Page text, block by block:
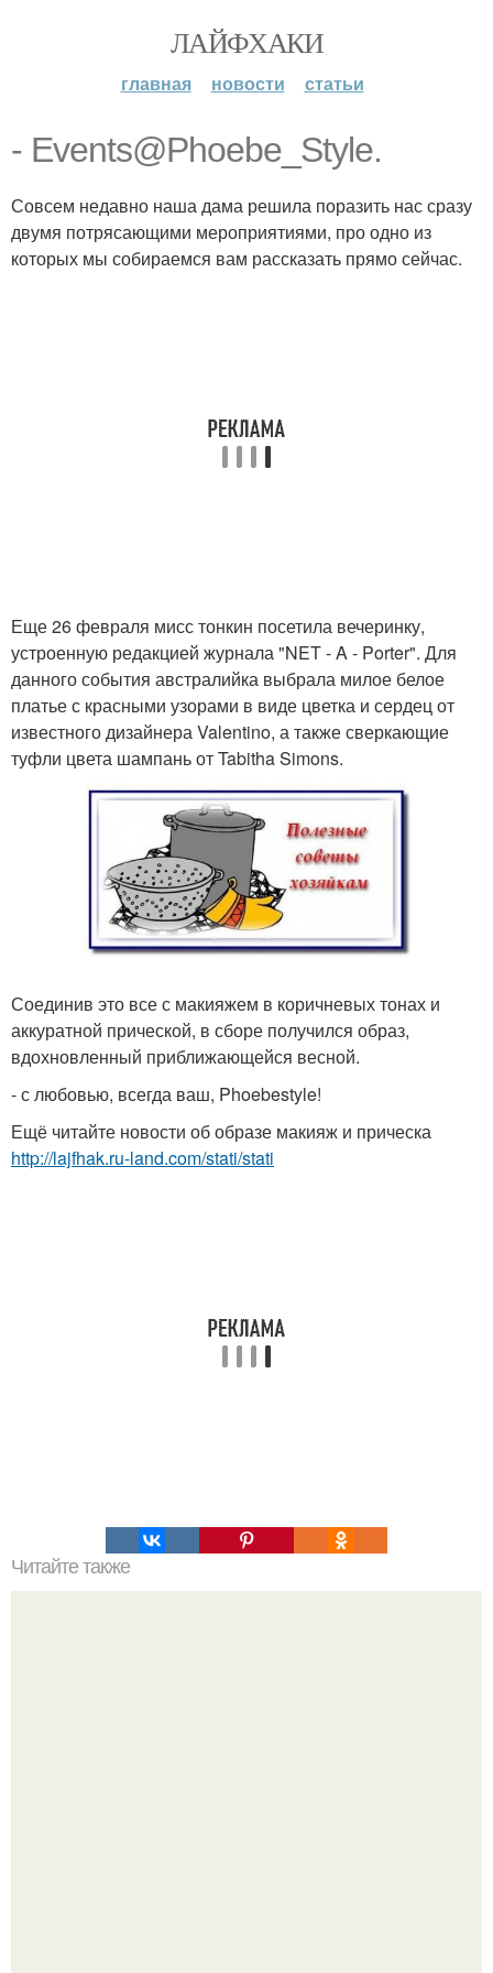
ЛАЙФХАКИ
главная новости статьи
- Events@Phoebe_Style.
Совсем недавно наша дама решила поразить нас сразу
двумя потрясающими мероприятиями, про одно из
которых мы собираемся вам рассказать прямо сейчас.
Еще 26 февраля мисс тонкин посетила вечеринку,
устроенную редакцией журнала "NET - A - Porter". Для
данного события австралийка выбрала милое белое
платье с красными узорами в виде цветка и сердец от
известного дизайнера Valentino, а также сверкающие
туфли цвета шампань от Tabitha Simons.
Соединив это все с макияжем в коричневых тонах и
аккуратной прической, в сборе получился образ,
вдохновленный приближающейся весной.
- с любовью, всегда ваш, Phoebestyle!
Ещё читайте новости об образе макияж и прическа
http://lajfhak.ru-land.com/stati/stati
Читайте также